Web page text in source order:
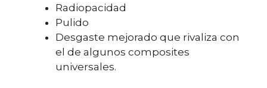
Radiopacidad
Pulido
Desgaste mejorado que rivaliza con
el de algunos composites
universales.